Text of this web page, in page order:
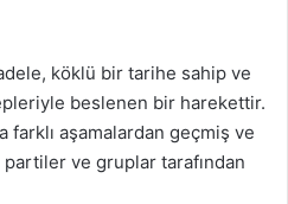
köklü bir tarihe sahip ve
beslenen bir harekettir.
farklı aşamalardan geçmiş ve
ve gruplar tarafından